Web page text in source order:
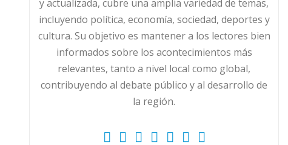
y actualizada, cubre una amplia variedad de temas,
incluyendo política, economía, sociedad, deportes y
cultura. Su objetivo es mantener a los lectores bien
informados sobre los acontecimientos más
relevantes, tanto a nivel local como global,
contribuyendo al debate público y al desarrollo de
la región.